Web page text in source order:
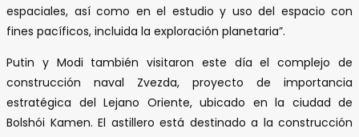
espaciales, así como en el estudio y uso del espacio con
fines pacíficos, incluida la exploración planetaria”.
Putin y Modi también visitaron este día el complejo de
construcción naval Zvezda, proyecto de importancia
estratégica del Lejano Oriente, ubicado en la ciudad de
Bolshói Kamen. El astillero está destinado a la construcción